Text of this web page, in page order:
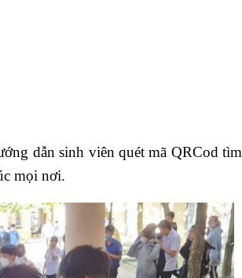
dẫn sinh viên quét mã QRCod tìm
mọi nơi.